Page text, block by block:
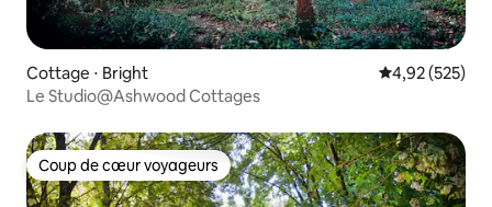
Cottage ⋅ Bright Évaluation
4,92 (525)
Le Studio@Ashwood Cottages
Coup de cœur voyageurs
Coup de cœur voyageurs